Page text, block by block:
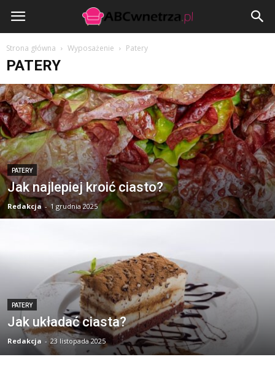
ABCwnetrza.pl
Strona główna Wyposażenie Patery
PATERY
PATERY
Jak najlepiej kroić ciasto?
Redakcja - 1 grudnia 2025
PATERY
Jak układać ciasta?
Redakcja - 23 listopada 2025